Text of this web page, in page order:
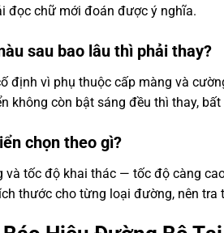
đọc chữ mới đoán được ý nghĩa.
sau bao lâu thì phải thay?
định vì phụ thuộc cấp màng và
không còn bật sáng đều thì thay,
chọn theo gì?
và tốc độ khai thác — tốc độ càng
thước cho từng loại đường, nên tra